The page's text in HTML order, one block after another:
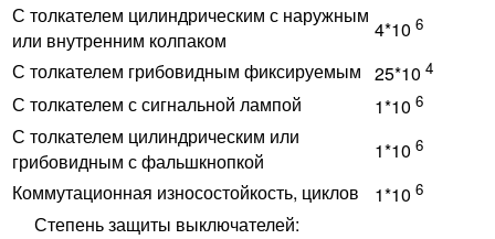
С толкателем цилиндрическим с наружным
или внутренним колпаком
4*10 6
С толкателем грибовидным фиксируемым 25*10 4
С толкателем с сигнальной лампой 1*10 6
С толкателем цилиндрическим или
грибовидным с фальшкнопкой
1*10 6
Коммутационная износостойкость, циклов 1*10 6
Степень защиты выключателей: